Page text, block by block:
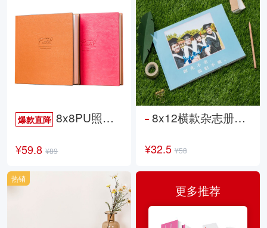
爆款直降 8x8PU照片书NewLife
¥59.8 ¥89
8x12横款杂志册26p
¥32.5 ¥58
热销
更多推荐